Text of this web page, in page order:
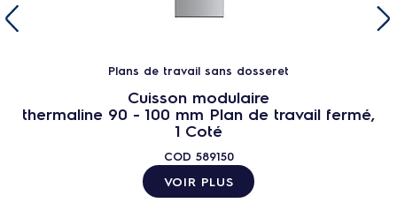
Plans de travail sans dosseret
Cuisson modulaire
thermaline 90 - 100 mm Plan de travail fermé,
1 Coté
COD 589150
VOIR PLUS